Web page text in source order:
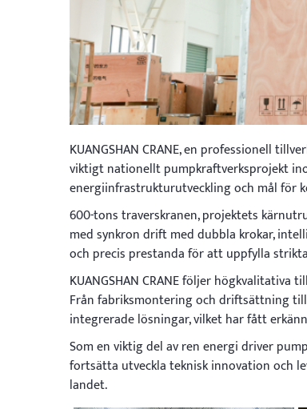
KUANGSHAN CRANE, en professionell
viktigt nationellt pumpkraftverksprojekt
energiinfrastrukturutveckling och mål för
600-tons traverskranen, projektets
med synkron drift med dubbla krokar,
och precis prestanda för att uppfylla
KUANGSHAN CRANE följer
Från fabriksmontering och driftsättning
integrerade lösningar, vilket har fått
Som en viktig del av ren energi driver
fortsätta utveckla teknisk innovation och
landet.